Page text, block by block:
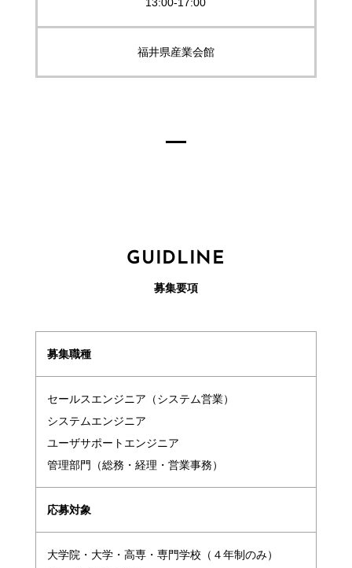
13:00-17:00
福井県産業会館
GUIDLINE
募集要項
募集職種
セールスエンジニア（システム営業）
システムエンジニア
ユーザサポートエンジニア
管理部門（総務・経理・営業事務）
応募対象
大学院・大学・高専・専門学校（４年制のみ）